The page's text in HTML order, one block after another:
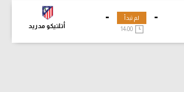
-
-
أتلتيكو مدريد
لم تبدأ
14:00